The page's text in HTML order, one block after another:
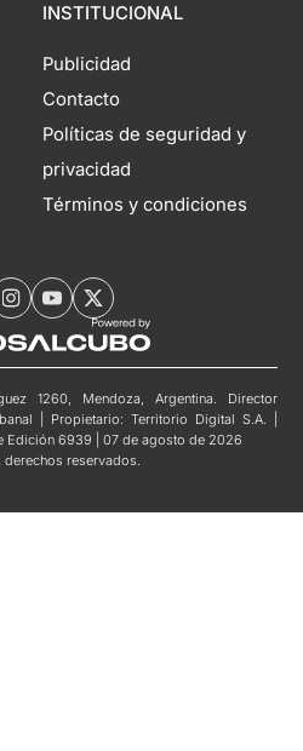
INSTITUCIONAL
Publicidad
Contacto
Políticas de seguridad y
privacidad
Términos y condiciones
1260, Mendoza, Argentina. Director
| Propietario: Territorio Digital S.A. |
Edición 6939 | 07 de agosto de 2026
reservados.